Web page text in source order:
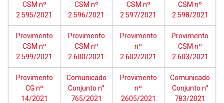
CSM nº
2.595/2021
CSM nº
2.596/2021
CSM nº
2.597/2021
CSM nº
2.598/2021
Provimento
CSM nº
2.599/2021
Provimento
CSM nº
2.600/2021
Provimento
nº
2.602/2021
Provimento
CSM nº
2.603/2021
Provimento
CG nº
14/2021
Comunicado
Conjunto n°
765/2021
Provimento
nº
2605/2021
Comunicado
Conjunto n°
783/2021